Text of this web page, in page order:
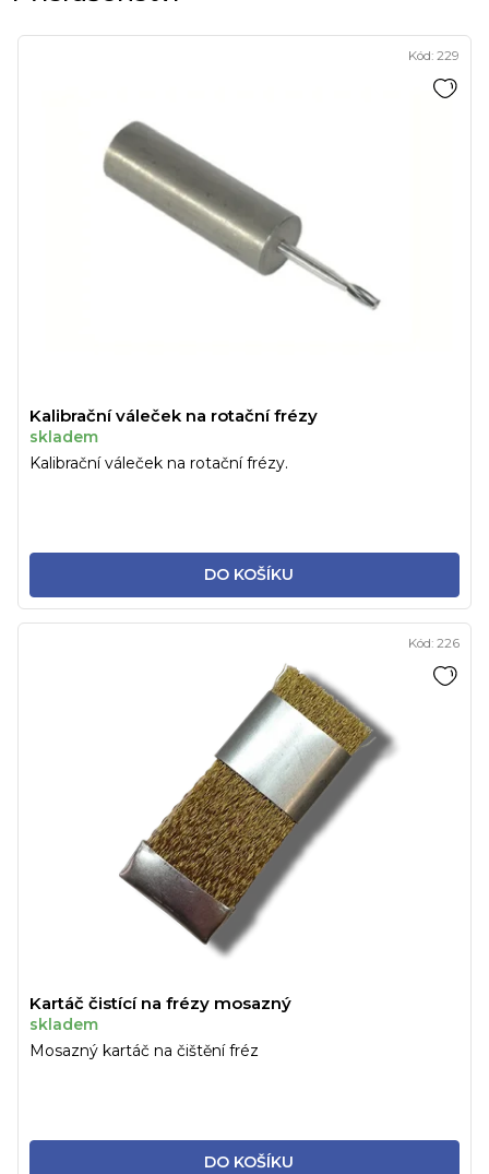
Kalibrační váleček na rotační frézy
skladem
DO KOŠÍKU
Kalibrační váleček na rotační frézy.
Kód: 229
Kartáč čistící na frézy mosazný
skladem
DO KOŠÍKU
Mosazný kartáč na čištění fréz
Kód: 226